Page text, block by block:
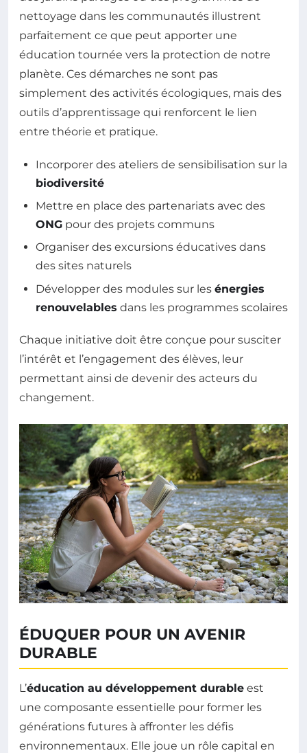
nettoyage dans les communautés illustrent
parfaitement ce que peut apporter une
éducation tournée vers la protection de notre
planète. Ces démarches ne sont pas
simplement des activités écologiques, mais des
outils d’apprentissage qui renforcent le lien
entre théorie et pratique.
Incorporer des ateliers de sensibilisation sur la
biodiversité
Mettre en place des partenariats avec des
ONG pour des projets communs
Organiser des excursions éducatives dans
des sites naturels
Développer des modules sur les énergies
renouvelables dans les programmes scolaires
Chaque initiative doit être conçue pour susciter
l’intérêt et l’engagement des élèves, leur
permettant ainsi de devenir des acteurs du
changement.
ÉDUQUER POUR UN AVENIR
DURABLE
L’éducation au développement durable est
une composante essentielle pour former les
générations futures à affronter les défis
environnementaux. Elle joue un rôle capital en